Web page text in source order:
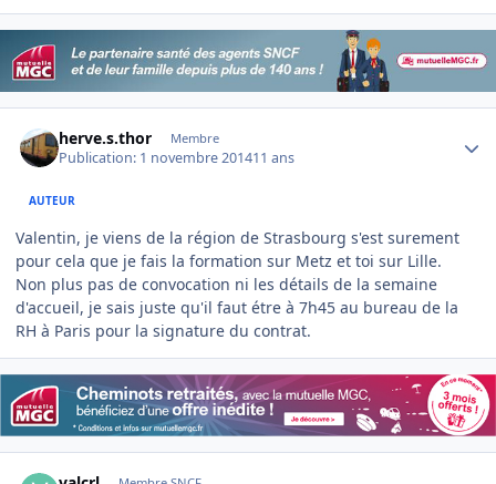
herve.s.thor Membre
Publication: 1 novembre 201411 ans
AUTEUR
Valentin, je viens de la région de Strasbourg s'est surement
pour cela que je fais la formation sur Metz et toi sur Lille.
Non plus pas de convocation ni les détails de la semaine
d'accueil, je sais juste qu'il faut étre à 7h45 au bureau de la
RH à Paris pour la signature du contrat.